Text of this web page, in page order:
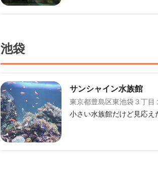
池袋
サンシャイン水族館
東京都豊島区東池袋３丁
小さい水族館だけど見応え